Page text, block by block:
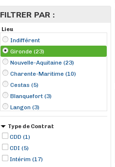
FILTRER PAR :
Lieu
Indifférent
Gironde (23)
Nouvelle-Aquitaine (23)
Charente-Maritime (10)
Cestas (5)
Blanquefort (3)
Langon (3)
Bruges (2)
Mérignac (2)
Avensan (1)
Bassens (1)
Le Barp (1)
Type de Contrat
CDD (1)
CDI (5)
Intérim (17)